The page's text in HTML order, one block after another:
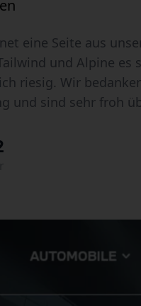
eine Seite aus
und Alpine es
riesig. Wir
und sind sehr froh